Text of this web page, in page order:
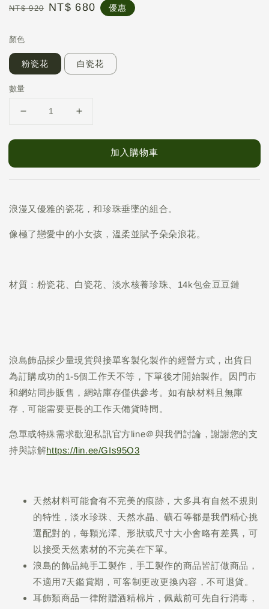
Regular
NT$ 920 Sale
NT$ 680 優惠
顏色
粉瓷花 白瓷花
數量
加入購物車
浪漫又優雅的瓷花，和珍珠垂墜的組合。
像極了戀愛中的小女孩，溫柔並賦予朵朵浪花。
材質：粉瓷花、白瓷花、淡水核養珍珠、14k包金豆豆鏈
浪島飾品採少量現貨與接單客製化製作的經營方式，出貨日
為訂購成功的1-5個工作天不等，下單後才開始製作。因門市
和網站同步販售，網站庫存僅供參考。如有缺材料且無庫
存，可能需要更長的工作天備貨時間。
急單或特殊需求歡迎私訊官方line＠與我們討論，謝謝您的支
持與諒解https://lin.ee/GIs95O3
天然材料可能會有不完美的痕跡，大多具有自然不規則
的特性，淡水珍珠、天然水晶、礦石等都是我們精心挑
選配對的，每顆光澤、形狀或尺寸大小會略有差異，可
以接受天然素材的不完美在下單。
浪島的飾品純手工製作，手工製作的商品皆訂做商品，
不適用7天鑑賞期，可客制更改更換內容，不可退貨。
耳飾類商品一律附贈酒精棉片，佩戴前可先自行消毒，